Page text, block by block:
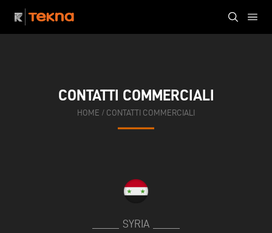
CONTATTI COMMERCIALI
HOME / CONTATTI COMMERCIALI
SYRIA